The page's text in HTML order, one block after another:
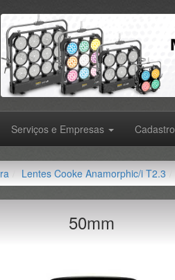
Serviços e Empresas Cadastro
Lentes Cooke Anamorphic/i T2.3
50mm